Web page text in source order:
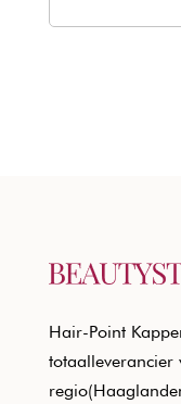
Hair-Point
totaalleverancier